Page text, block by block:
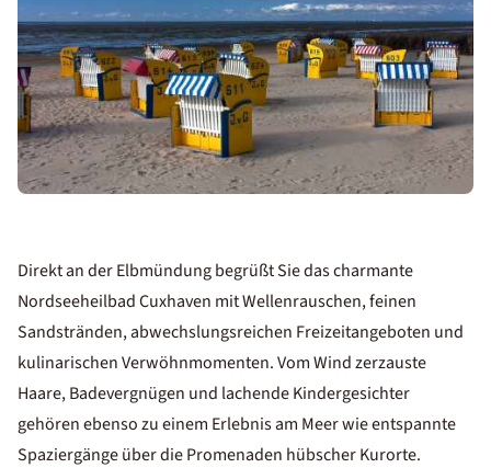
Direkt an der Elbmündung begrüßt Sie das charmante
Nordseeheilbad Cuxhaven mit Wellenrauschen, feinen
Sandstränden, abwechslungsreichen Freizeitangeboten und
kulinarischen Verwöhnmomenten. Vom Wind zerzauste
Haare, Badevergnügen und lachende Kindergesichter
gehören ebenso zu einem Erlebnis am Meer wie entspannte
Spaziergänge über die Promenaden hübscher Kurorte.